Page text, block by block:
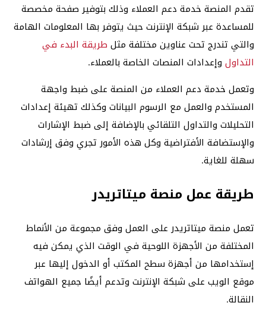
تقدم المنصة خدمة دعم العملاء وذلك بتوفير صفحة مخصصة
للمساعدة عبر شبكة الإنترنت حيث يتوفر بها المعلومات الهامة
والتي تندرج تحت عناوين مختلفة مثل طريقة البدء في
التداول وإعدادات المنصات الخاصة بالعملاء.
وتعمل خدمة دعم العملاء من المنصة على ضبط واجهة
المستخدم والعمل مع الرسوم البيانات وكذلك تهيئة إعدادات
التحليلات والتداول التلقائي بالإضافة إلى ضبط الإشارات
والإستضافة الأفتراضية وكل هذه الأمور تجري وفق إرشادات
سهلة للغاية.
طريقة عمل منصة ميتاتريدر
تعمل منصة ميتاتريدر على العمل وفق مجموعة من الأنماط
المختلفة من الأجهزة اللوحية في الوقت الذي يمكن فيه
إستخدامها من أجهزة سطح المكتب أو الدخول إليها عبر
موقع الويب على شبكة الإنترنت وتدعم أيضًا جميع الهواتف
النقالة.